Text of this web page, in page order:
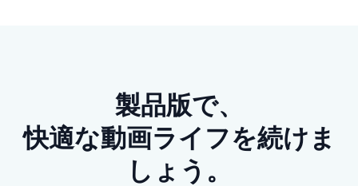
配信動画に出会う入口は、
ひとつとは限らない
製品版で、
快適な動画ライフを続けま
しょう。